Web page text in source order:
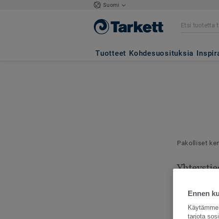
Suomi
Tuotteet Kohdesuosituksia
Pakolliset
Ennen
tarjota